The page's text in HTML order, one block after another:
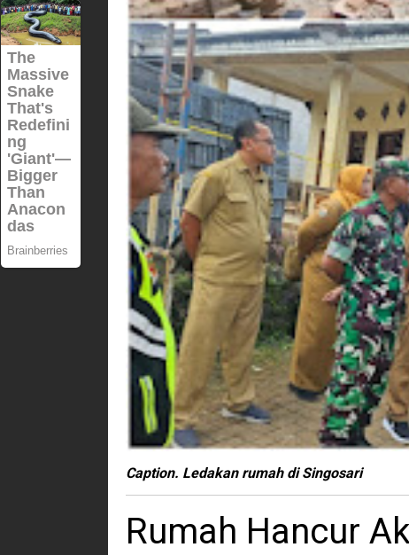
Caption. Ledakan rumah di Singosari
Rumah Hancur